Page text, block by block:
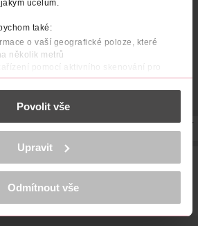
účelům.
také:
o vaší geografické poloze, které
několik metrů
pomocí aktivního skenování pro
(otisk prstu)
vaše osobní údaje, a nastavte
. Svůj souhlas můžete kdykoliv
obsahu a reklam, funkcí sociálních
které mohou nést osobní údaje.
o ochraně osobních údajů.
>více o cookies<
Povolit vše
Upravit
Odmítnout vše
Obj. č.: 1014945
natur+ obsahuje 3 přírodní zdroje
acerolu. Vitamin C podporuje
systému, přispívá ke snížení